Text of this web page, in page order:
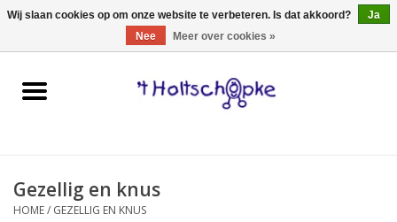
0 Artikelen - €0,00
Home
spellen
Gezellig en knus
HOME/ GEZELLIG EN KNUS
Wij slaan cookies op om onze website te verbeteren. Is dat akkoord?
Ja
Nee
Meer over cookies »